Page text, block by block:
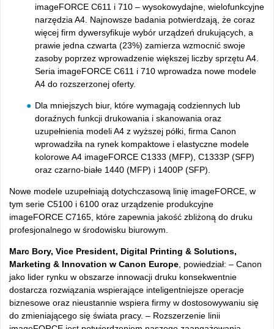
imageFORCE C611 i 710 – wysokowydajne, wielofunkcyjne
narzędzia A4. Najnowsze badania potwierdzają, że coraz
więcej firm dywersyfikuje wybór urządzeń drukujących, a
prawie jedna czwarta (23%) zamierza wzmocnić swoje
zasoby poprzez wprowadzenie większej liczby sprzętu A4.
Seria imageFORCE C611 i 710 wprowadza nowe modele
A4 do rozszerzonej oferty.
Dla mniejszych biur, które wymagają codziennych lub
doraźnych funkcji drukowania i skanowania oraz
uzupełnienia modeli A4 z wyższej półki, firma Canon
wprowadziła na rynek kompaktowe i elastyczne modele
kolorowe A4 imageFORCE C1333 (MFP), C1333P (SFP)
oraz czarno-białe 1440 (MFP) i 1400P (SFP).
Nowe modele uzupełniają dotychczasową linię imageFORCE, w
tym serie C5100 i 6100 oraz urządzenie produkcyjne
imageFORCE C7165, które zapewnia jakość zbliżoną do druku
profesjonalnego w środowisku biurowym.
Marc Bory, Vice President, Digital Printing & Solutions,
Marketing & Innovation w Canon Europe, powiedział: – Canon
jako lider rynku w obszarze innowacji druku konsekwentnie
dostarcza rozwiązania wspierające inteligentniejsze operacje
biznesowe oraz nieustannie wspiera firmy w dostosowywaniu się
do zmieniającego się świata pracy. – Rozszerzenie linii